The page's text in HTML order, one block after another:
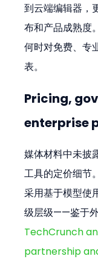
到云端编辑器，
布和产品成熟度
何时对免费、专
表。
Pricing,
enterprise
媒体材料中未披
工具的定价细节
采用基于模型使
级层级——鉴于外
TechCrunch
partnership